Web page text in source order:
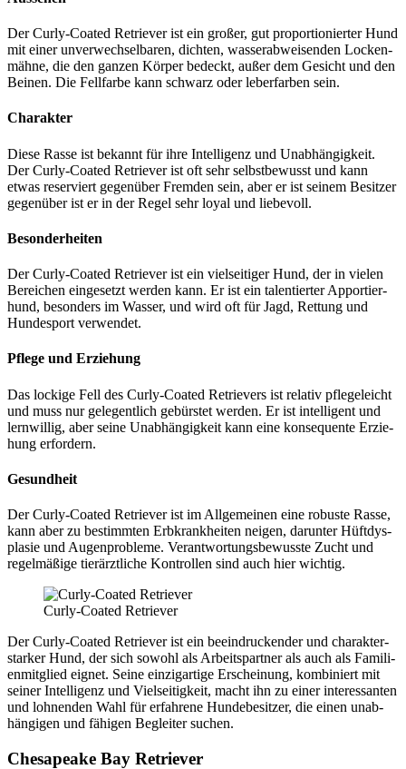
Der Cur­ly-Coa­ted Retrie­ver ist ein gro­ßer, gut pro­por­tio­nier­ter Hund
mit einer unver­wech­sel­ba­ren, dich­ten, was­ser­ab­wei­sen­den Locken­
mäh­ne, die den gan­zen Kör­per bedeckt, außer dem Gesicht und den
Bei­nen. Die Fell­far­be kann schwarz oder leber­far­ben sein.
Cha­rak­ter
Die­se Ras­se ist bekannt für ihre Intel­li­genz und Unab­hän­gig­keit.
Der Cur­ly-Coa­ted Retrie­ver ist oft sehr selbst­be­wusst und kann
etwas reser­viert gegen­über Frem­den sein, aber er ist sei­nem Besit­zer
gegen­über ist er in der Regel sehr loy­al und lie­be­voll.
Beson­der­hei­ten
Der Cur­ly-Coa­ted Retrie­ver ist ein viel­sei­ti­ger Hund, der in vie­len
Berei­chen ein­ge­setzt wer­den kann. Er ist ein talen­tier­ter Appor­tier­
hund, beson­ders im Was­ser, und wird oft für Jagd, Ret­tung und
Hun­de­sport ver­wen­det.
Pfle­ge und Erzie­hung
Das locki­ge Fell des Cur­ly-Coa­ted Retrie­vers ist rela­tiv pfle­ge­leicht
und muss nur gele­gent­lich gebürs­tet wer­den. Er ist intel­li­gent und
lern­wil­lig, aber sei­ne Unab­hän­gig­keit kann eine kon­se­quen­te Erzie­
hung erfor­dern.
Gesund­heit
Der Cur­ly-Coa­ted Retrie­ver ist im All­ge­mei­nen eine robus­te Ras­se,
kann aber zu bestimm­ten Erb­krank­hei­ten nei­gen, dar­un­ter Hüft­dys­
pla­sie und Augen­pro­ble­me. Ver­ant­wor­tungs­be­wuss­te Zucht und
regel­mä­ßi­ge tier­ärzt­li­che Kon­trol­len sind auch hier wich­tig.
Cur­ly-Coa­ted Retrie­ver
Der Cur­ly-Coa­ted Retrie­ver ist ein beein­dru­cken­der und cha­rak­ter­
star­ker Hund, der sich sowohl als Arbeits­part­ner als auch als Fami­li­
en­mit­glied eig­net. Sei­ne ein­zig­ar­ti­ge Erschei­nung, kom­bi­niert mit
sei­ner Intel­li­genz und Viel­sei­tig­keit, macht ihn zu einer inter­es­san­ten
und loh­nen­den Wahl für erfah­re­ne Hun­de­be­sit­zer, die einen unab­
hän­gi­gen und fähi­gen Beglei­ter suchen.
Che­s­apea­ke Bay Retrie­ver